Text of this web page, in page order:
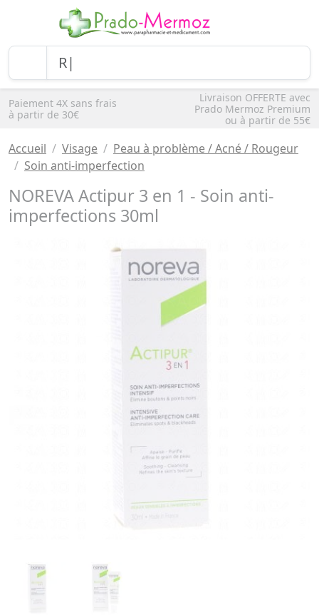
Paiement 4X sans frais
à partir de 30€
Livraison OFFERTE avec
Prado Mermoz Premium
ou à partir de 55€
Accueil Visage
Peau à problème / Acné / Rougeur
Soin anti-imperfection
NOREVA Actipur 3 en 1 - Soin anti-
imperfections 30ml